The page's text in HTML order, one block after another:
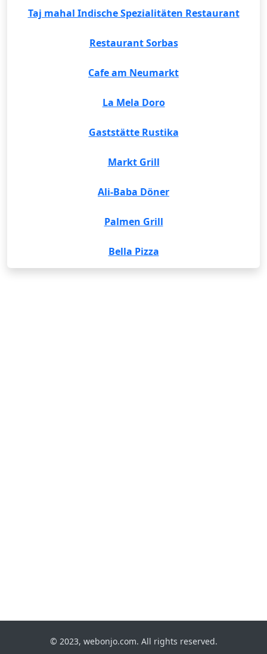
Taj mahal Indische Spezialitäten Restaurant
Restaurant Sorbas
Cafe am Neumarkt
La Mela Doro
Gaststätte Rustika
Markt Grill
Ali-Baba Döner
Palmen Grill
Bella Pizza
© 2023, webonjo.com. All rights reserved.